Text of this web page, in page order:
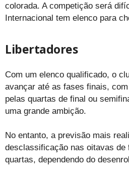
colorada. A competição será
Internacional tem elenco para
Libertadores
Com um elenco qualificado, o
avançar até as fases finais,
pelas quartas de final ou
uma grande ambição.
No entanto, a previsão mais
desclassificação nas oitavas de
quartas, dependendo do